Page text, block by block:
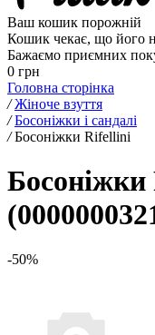
Ваш кошик порожній
Кошик чекає, що його
Бажаємо приємних
0 грн
Головна сторінка
/ Жіноче взуття
/ Босоніжки і сандалі
/ Босоніжки Rifellini
-50%